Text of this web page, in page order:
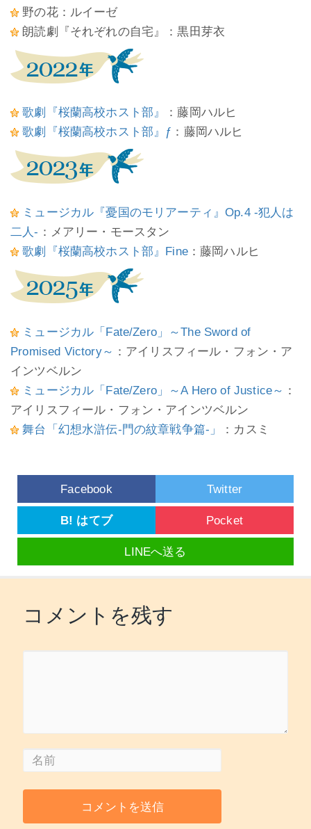
野の花：ルイーゼ
朗読劇『それぞれの自宅』：黒田芽衣
歌劇『桜蘭高校ホスト部』
：藤岡ハルヒ
歌劇『桜蘭高校ホスト部』ƒ ：藤岡ハルヒ
ミュージカル『憂国のモリアーティ』Op.4 -犯人は
二人- ：メアリー・モースタン
歌劇『桜蘭高校ホスト部』Fine：藤岡ハルヒ
ミュージカル「Fate/Zero」～The Sword of
Promised Victory～ ：アイリスフィール・フォン・ア
インツベルン
ミュージカル「Fate/Zero」～A Hero of Justice～ ：
アイリスフィール・フォン・アインツベルン
舞台「幻想水滸伝-門の紋章戦争篇-」
：カスミ
Facebook Twitter
B! はてブ Pocket
LINEへ送る
コメントを残す